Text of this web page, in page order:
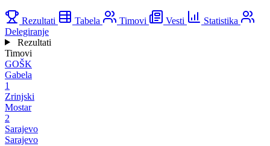
Rezultati Tabela Timovi Vesti
Statistika
Delegiranje
Rezultati
Timovi
GOŠK
Gabela
1
Zrinjski
Mostar
2
Sarajevo
Sarajevo